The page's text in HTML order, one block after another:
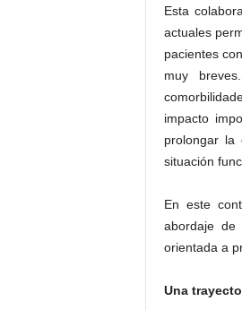
Esta
actuales
pacientes
muy
impacto
prolongar la
situación
En este
abordaje de
orientada a
Una